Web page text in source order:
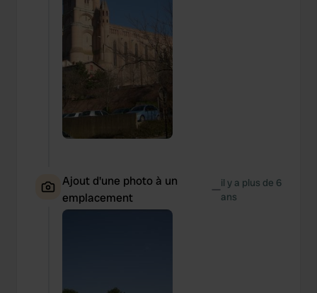
Ajout d'une photo à un
emplacement
—il y a plus de 6
ans